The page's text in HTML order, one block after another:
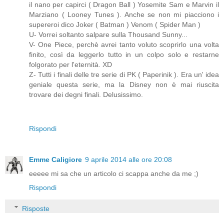
il nano per capirci ( Dragon Ball ) Yosemite Sam e Marvin il
Marziano ( Looney Tunes ). Anche se non mi piacciono i
supereroi dico Joker ( Batman ) Venom ( Spider Man )
U- Vorrei soltanto salpare sulla Thousand Sunny...
V- One Piece, perchè avrei tanto voluto scoprirlo una volta
finito, così da leggerlo tutto in un colpo solo e restarne
folgorato per l'eternità. XD
Z- Tutti i finali delle tre serie di PK ( Paperinik ). Era un' idea
geniale questa serie, ma la Disney non è mai riuscita
trovare dei degni finali. Delusissimo.
Rispondi
Emme Caligiore 9 aprile 2014 alle ore 20:08
eeeee mi sa che un articolo ci scappa anche da me ;)
Rispondi
Risposte